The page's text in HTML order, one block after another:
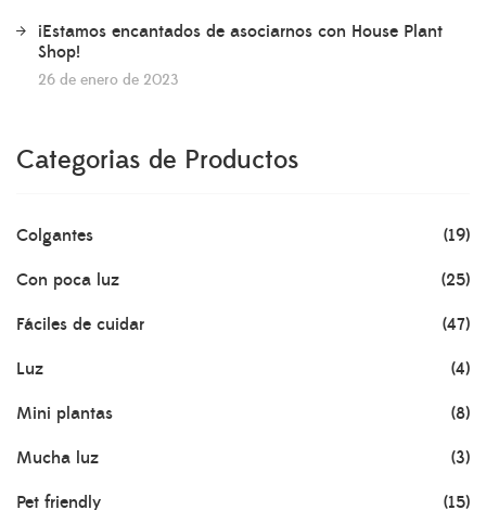
¡Estamos encantados de asociarnos con House Plant
Shop!
26 de enero de 2023
Categorias de Productos
Colgantes (19)
Con poca luz (25)
Fáciles de cuidar (47)
Luz (4)
Mini plantas (8)
Mucha luz (3)
Pet friendly (15)